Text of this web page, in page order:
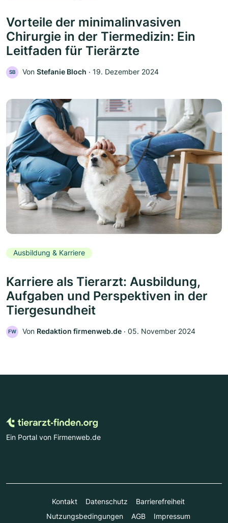
Vorteile der minimalinvasiven
Chirurgie in der Tiermedizin: Ein
Leitfaden für Tierärzte
SB Von Stefanie Bloch ‧ 19. Dezember 2024
Ausbildung & Karriere
Karriere als Tierarzt: Ausbildung,
Aufgaben und Perspektiven in der
Tiergesundheit
FW Von Redaktion firmenweb.de ‧ 05. November 2024
Ein Portal von Firmenweb.de
Kontakt Datenschutz
Barrierefreiheit
Nutzungsbedingungen
AGB Impressum